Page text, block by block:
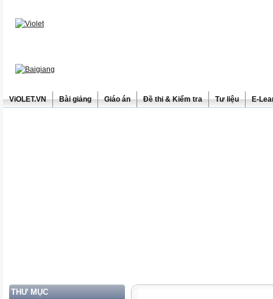
ViOLET.VN Bài giảng Giáo án Đề thi & Kiểm tra Tư liệu E-
THƯ MỤC